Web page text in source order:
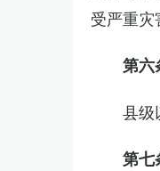
受严重灾
第六
县级
第七